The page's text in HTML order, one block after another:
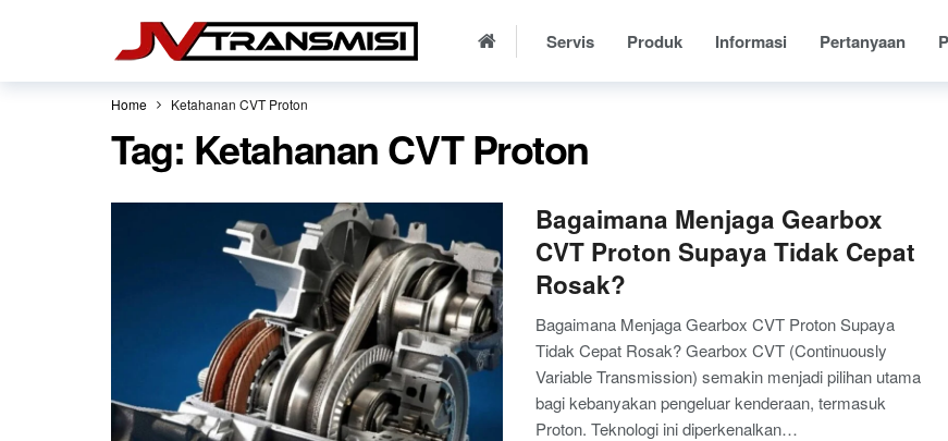
Servis Produk Informasi Pertanyaan
Home Ketahanan CVT Proton
Tag: Ketahanan CVT Proton
Bagaimana Menjaga Gearbox
CVT Proton Supaya Tidak Cepat
Rosak?
Bagaimana Menjaga Gearbox CVT Proton Supaya
Tidak Cepat Rosak? Gearbox CVT (Continuously
Variable Transmission) semakin menjadi pilihan utama
bagi kebanyakan pengeluar kenderaan, termasuk
Proton. Teknologi ini diperkenalkan…